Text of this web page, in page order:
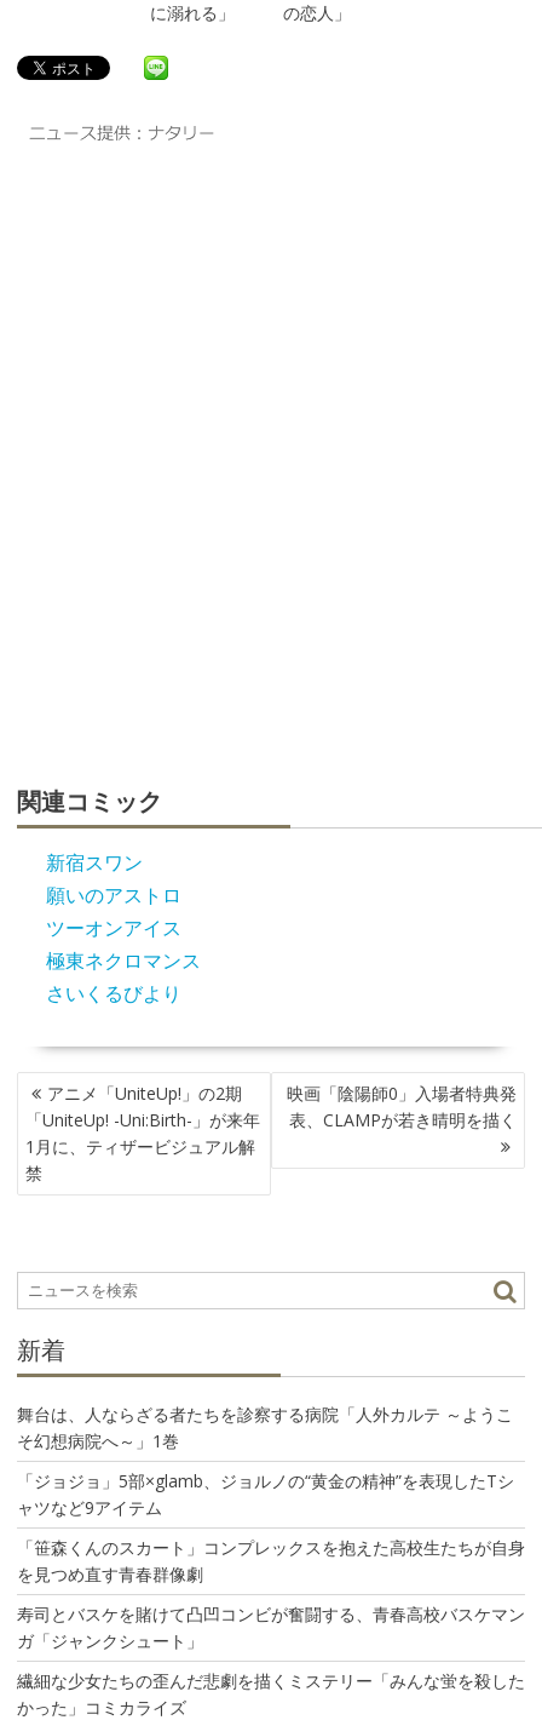
に溺れる」
の恋人」
関連コミック
新宿スワン
願いのアストロ
ツーオンアイス
極東ネクロマンス
さいくるびより
投
稿
ナ
ビ
ゲ
ョ
ン
アニメ「UniteUp!」の2期
「UniteUp! -Uni:Birth-」が来年
1月に、ティザービジュアル解
禁
映画「陰陽師0」入場者特典発
表、CLAMPが若き晴明を描く
新着
舞台は、人ならざる者たちを診察する病院「人外カルテ ～ようこ
そ幻想病院へ～」1巻
「ジョジョ」5部×glamb、ジョルノの“黄金の精神”を表現したTシ
ャツなど9アイテム
「笹森くんのスカート」コンプレックスを抱えた高校生たちが自身
を見つめ直す青春群像劇
寿司とバスケを賭けて凸凹コンビが奮闘する、青春高校バスケマン
ガ「ジャンクシュート」
繊細な少女たちの歪んだ悲劇を描くミステリー「みんな蛍を殺した
かった」コミカライズ